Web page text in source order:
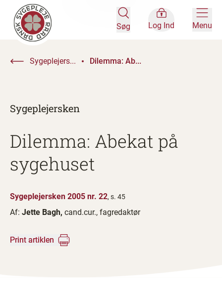
Søg Log Ind Menu
Sygeplejers... Dilemma: Ab...
Sygeplejersken
Dilemma: Abekat på
sygehuset
Sygeplejersken 2005 nr. 22, s. 45
Af: Jette Bagh, cand.cur., fagredaktør
Print artiklen